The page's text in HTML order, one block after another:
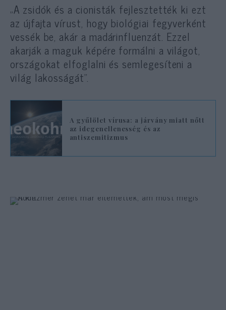
„A zsidók és a cionisták fejlesztették ki ezt
az újfajta vírust, hogy biológiai fegyverként
vessék be, akár a madárinfluenzát. Ezzel
akarják a maguk képére formálni a világot,
országokat elfoglalni és semlegesíteni a
világ lakosságát”.
A gyűlölet vírusa: a járvány miatt nőtt
az idegenellenesség és az
antiszemitizmus